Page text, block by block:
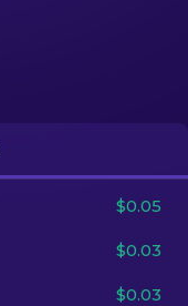
TH
$0.05
$0.03
$0.03